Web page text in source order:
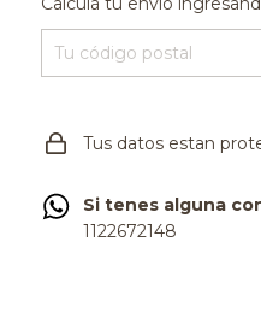
Tus datos estan
Si tenes alguna
1122672148